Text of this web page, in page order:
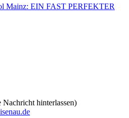
Mainz: EIN FAST PERFEKTER
Nachricht hinterlassen)